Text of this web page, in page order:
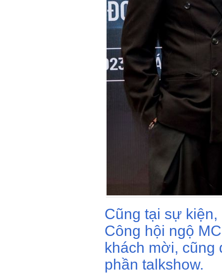
Cũng tại sự
Công hội ngộ
khách mời, cũng
phần talkshow.